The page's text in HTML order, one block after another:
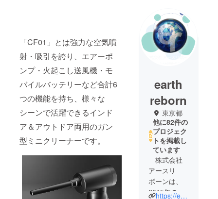
「CF01」とは強力な空気噴
射・吸引を誇り、エアーポ
ンプ・火起こし送風機・モ
バイルバッテリーなど合計6
つの機能を持ち、様々な
シーンで活躍できるインド
ア＆アウトドア両用のガン
型ミニクリーナーです。
earth
reborn
東京都
他に82件の
プロジェク
トを掲載し
ています
株式会社
アースリ
ボーンは、
2015年の設https://earth-reborn.co.jp/